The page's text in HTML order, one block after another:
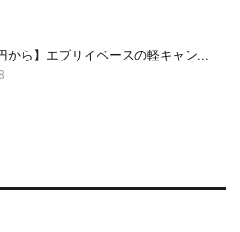
から】エブリイベースの軽キャン...